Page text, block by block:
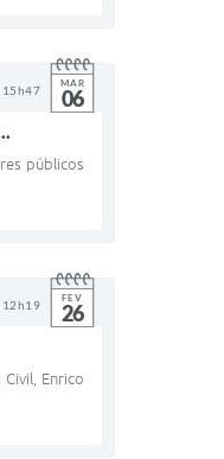
15h47 MAR
06
públicos
12h19 FEV
26
Enrico